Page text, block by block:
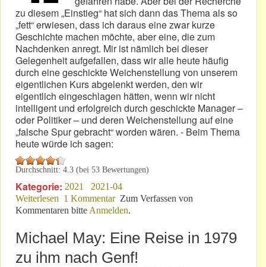
zu diesem „Einstieg“ hat sich dann das Thema als so
„fett“ erwiesen, dass ich daraus eine zwar kurze
Geschichte machen möchte, aber eine, die zum
Nachdenken anregt. Mir ist nämlich bei dieser
Gelegenheit aufgefallen, dass wir alle heute häufig
durch eine geschickte Weichenstellung von unserem
eigentlichen Kurs abgelenkt werden, den wir
eigentlich eingeschlagen hätten, wenn wir nicht
intelligent und erfolgreich durch geschickte Manager –
oder Politiker – und deren Weichenstellung auf eine
„falsche Spur gebracht“ worden wären. - Beim Thema
heute würde ich sagen:
Durchschnitt: 4.3 (bei 53 Bewertungen)
Kategorie: 2021
2021-04
Weiterlesen über VDA-Präsidentin Müller lenkt von der Realität
ab!
1 Kommentar Zum Verfassen von
Kommentaren bitte Anmelden.
Michael May: Eine Reise in 1979
zu ihm nach Genf!